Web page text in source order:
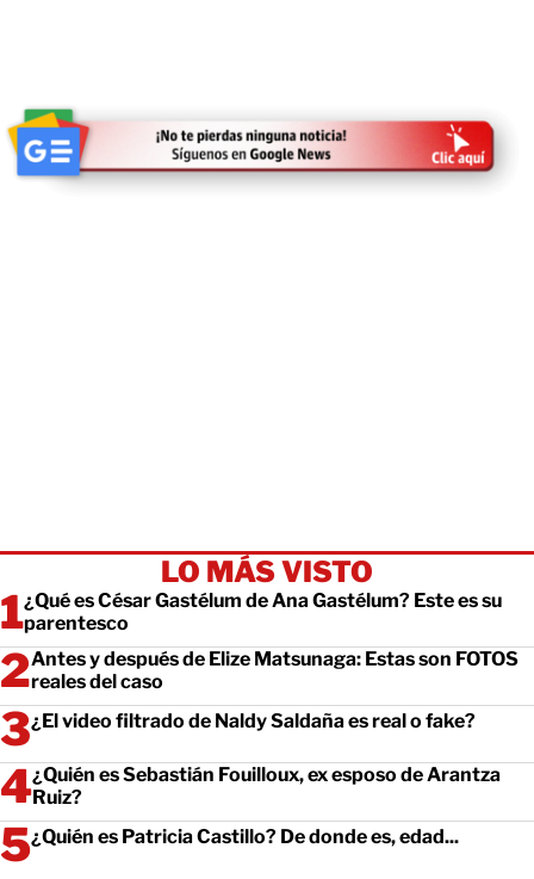
LO MÁS VISTO
¿Qué es César Gastélum de Ana Gastélum? Este es su
parentesco
Antes y después de Elize Matsunaga: Estas son FOTOS
reales del caso
¿El video filtrado de Naldy Saldaña es real o fake?
¿Quién es Sebastián Fouilloux, ex esposo de Arantza
Ruiz?
¿Quién es Patricia Castillo? De donde es, edad...